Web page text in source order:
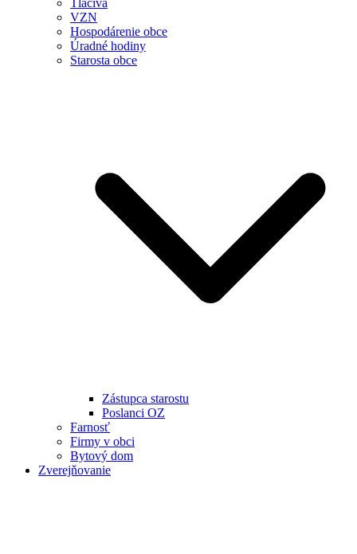
Tlačivá
VZN
Hospodárenie obce
Úradné hodiny
Starosta obce
Zástupca starostu
Poslanci OZ
Farnosť
Firmy v obci
Bytový dom
Zverejňovanie